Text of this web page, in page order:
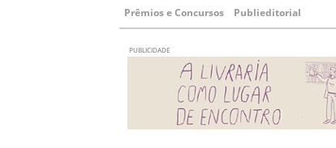
Prêmios e Concursos Publieditorial
PUBLICIDADE